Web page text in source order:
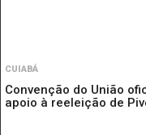
CUIABÁ
Convenção do União
apoio à reeleição de